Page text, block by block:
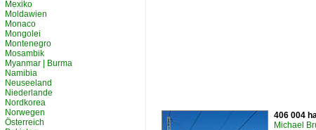
406 004
Michael
Mexiko
Moldawien
Monaco
Mongolei
Montenegro
Mosambik
Myanmar | Burma
Namibia
Neuseeland
Niederlande
Nordkorea
Norwegen
Österreich